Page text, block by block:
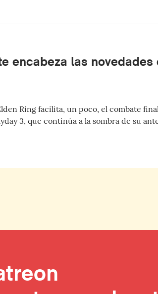
encabeza las
Ring facilita, un poco, el combate
3, que continúa a la sombra de su